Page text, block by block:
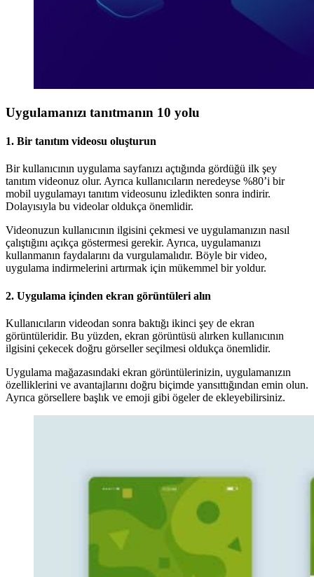
Uygulamanızı tanıtmanın 10 yolu
1. Bir tanıtım videosu oluşturun
Bir kullanıcının uygulama sayfanızı açtığında gördüğü ilk şey
tanıtım videonuz olur. Ayrıca kullanıcıların neredeyse %80’i bir
mobil uygulamayı tanıtım videosunu izledikten sonra indirir.
Dolayısıyla bu videolar oldukça önemlidir.
Videonuzun kullanıcının ilgisini çekmesi ve uygulamanızın nasıl
çalıştığını açıkça göstermesi gerekir. Ayrıca, uygulamanızı
kullanmanın faydalarını da vurgulamalıdır. Böyle bir video,
uygulama indirmelerini artırmak için mükemmel bir yoldur.
2. Uygulama içinden ekran görüntüleri alın
Kullanıcıların videodan sonra baktığı ikinci şey de ekran
görüntüleridir. Bu yüzden, ekran görüntüsü alırken kullanıcının
ilgisini çekecek doğru görseller seçilmesi oldukça önemlidir.
Uygulama mağazasındaki ekran görüntülerinizin, uygulamanızın
özelliklerini ve avantajlarını doğru biçimde yansıttığından emin olun.
Ayrıca görsellere başlık ve emoji gibi ögeler de ekleyebilirsiniz.